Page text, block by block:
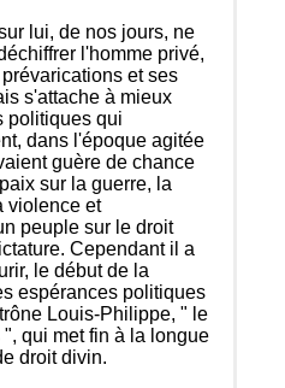
lui, de nos jours, ne
l'homme privé,
et ses
s'attache à mieux
politiques qui
dans l'époque agitée
guère de chance
sur la guerre, la
violence et
peuple sur le droit
Cependant il a
le début de la
espérances politiques
Louis-Philippe, " le
qui met fin à la longue
droit divin.